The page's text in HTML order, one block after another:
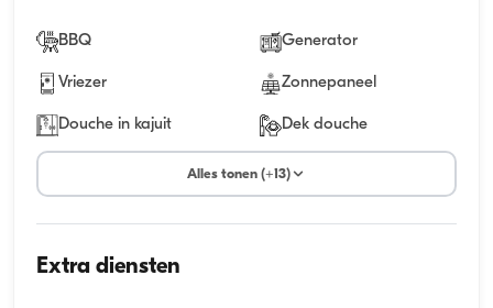
BBQ Generator
Vriezer Zonnepaneel
Douche in kajuit Dek douche
Alles tonen (+13)
Extra diensten